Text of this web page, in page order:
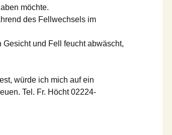
möchte.
des Fellwechsels im
und Fell feucht abwäscht,
würde ich mich auf ein
Tel. Fr. Höcht 02224-